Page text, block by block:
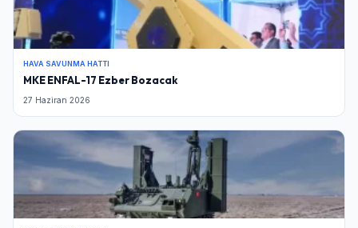
HAVA SAVUNMA HATTI
MKE ENFAL-17 Ezber Bozacak
27 Haziran 2026